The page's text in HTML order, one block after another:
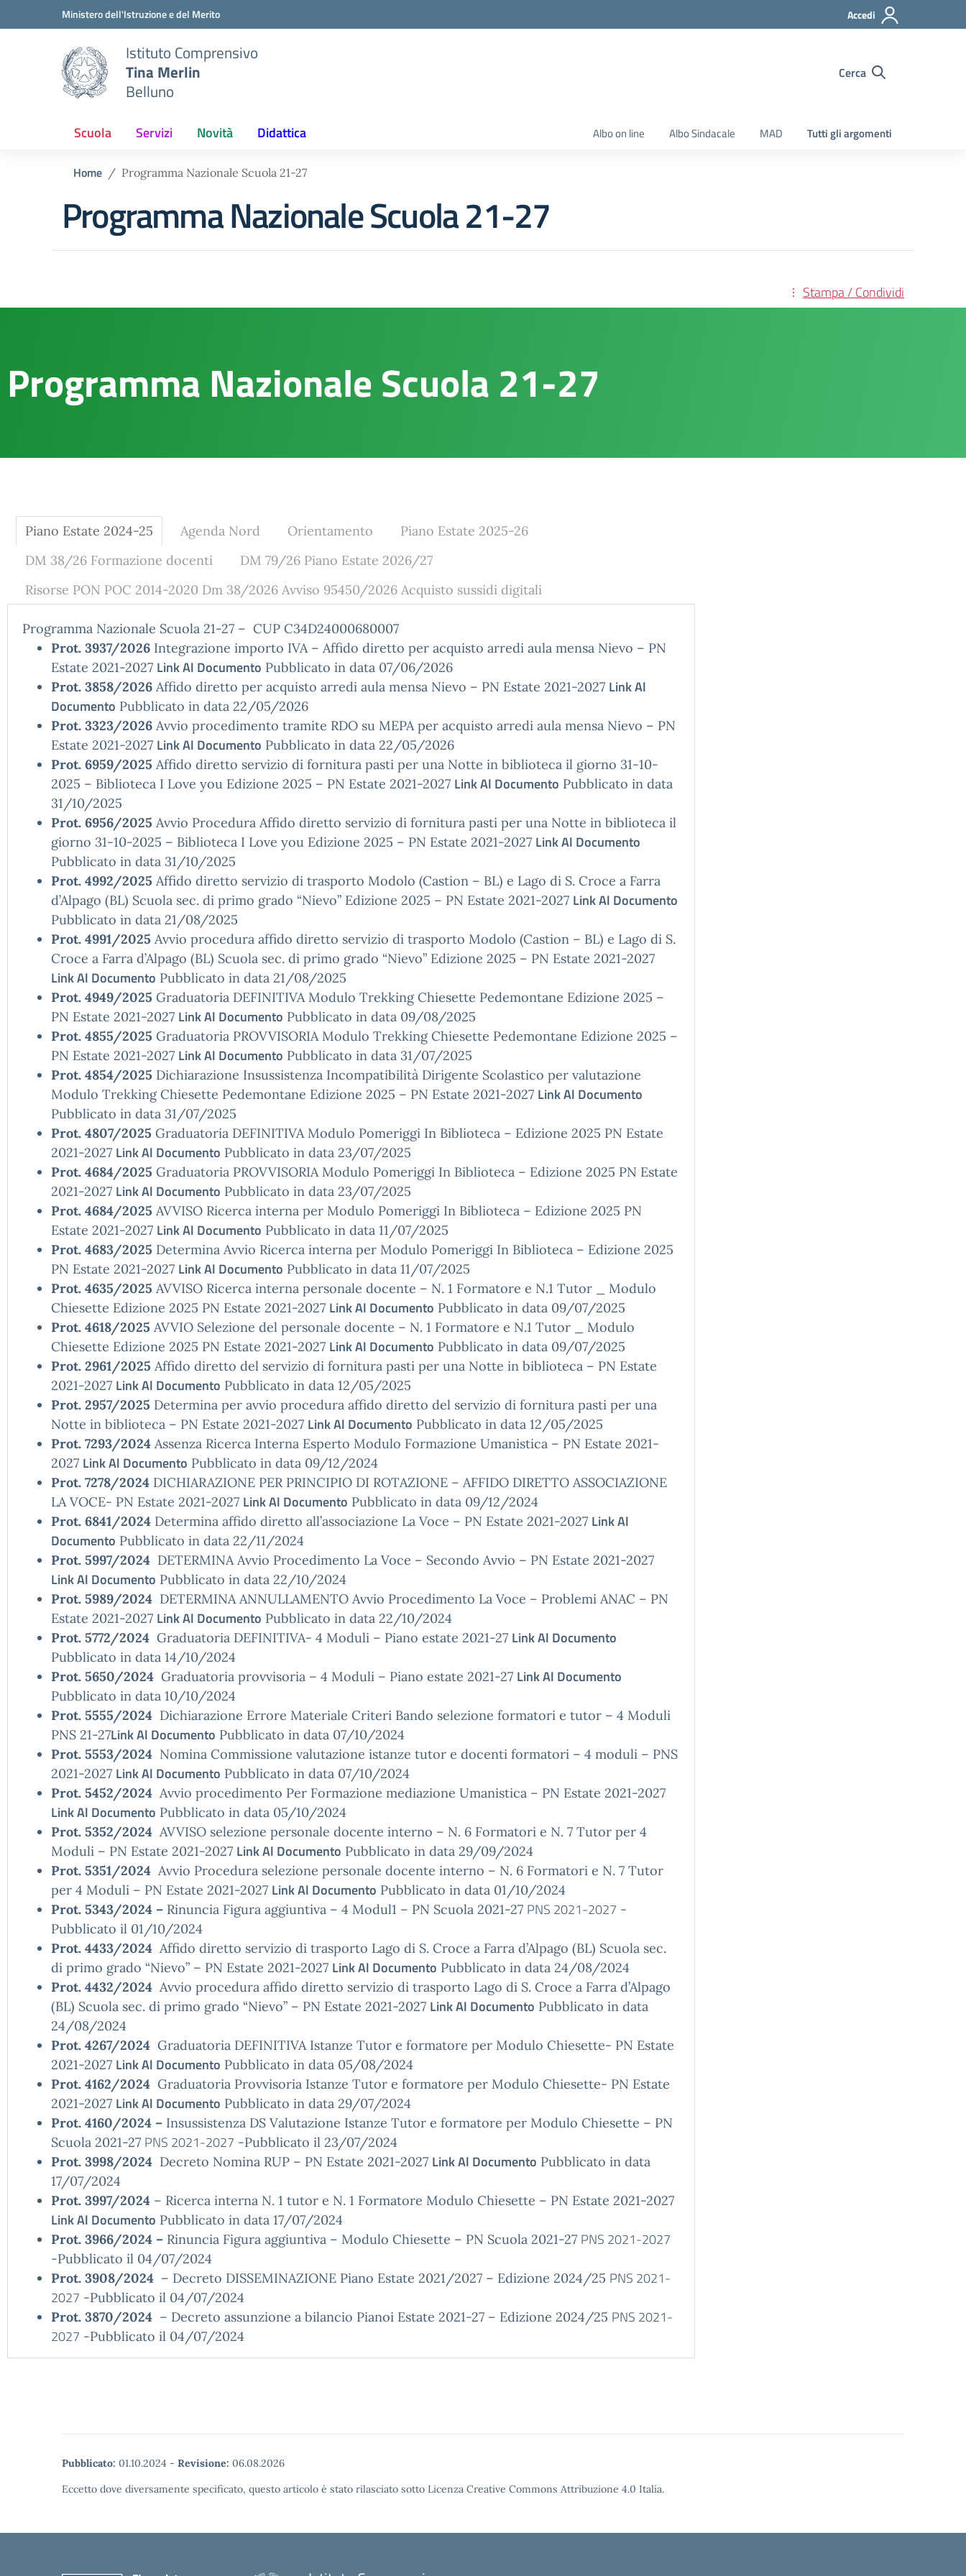
Vai ai contenuti
Vai al menu di navigazioneMinistero dell'Istruzione e del Merito Accedi
Istituto Comprensivo
Tina Merlin
Belluno
Cerca
Scuola Servizi Novità Didattica Albo on line Albo Sindacale MAD Tutti gli argomenti
Home Programma Nazionale Scuola 21-27
Programma Nazionale Scuola 21-27
Stampa / Condividi
Programma Nazionale Scuola 21-27
Piano Estate 2024-25 Agenda Nord Orientamento
Piano Estate 2025-26
DM 38/26 Formazione docenti
DM 79/26 Piano Estate 2026/27
Risorse PON POC 2014-2020 Dm 38/2026 Avviso 95450/2026 Acquisto sussidi digitali
Programma Nazionale Scuola 21-27 – CUP C34D24000680007
Prot. 3937/2026 Integrazione importo IVA – Affido diretto per acquisto arredi aula mensa Nievo – PN
Estate 2021-2027 Link Al Documento Pubblicato in data 07/06/2026
Prot. 3858/2026 Affido diretto per acquisto arredi aula mensa Nievo – PN Estate 2021-2027 Link Al
Documento Pubblicato in data 22/05/2026
Prot. 3323/2026 Avvio procedimento tramite RDO su MEPA per acquisto arredi aula mensa Nievo – PN
Estate 2021-2027 Link Al Documento Pubblicato in data 22/05/2026
Prot. 6959/2025 Affido diretto servizio di fornitura pasti per una Notte in biblioteca il giorno 31-10-
2025 – Biblioteca I Love you Edizione 2025 – PN Estate 2021-2027 Link Al Documento Pubblicato in data
31/10/2025
Prot. 6956/2025 Avvio Procedura Affido diretto servizio di fornitura pasti per una Notte in biblioteca il
giorno 31-10-2025 – Biblioteca I Love you Edizione 2025 – PN Estate 2021-2027 Link Al Documento
Pubblicato in data 31/10/2025
Prot. 4992/2025 Affido diretto servizio di trasporto Modolo (Castion – BL) e Lago di S. Croce a Farra
d’Alpago (BL) Scuola sec. di primo grado “Nievo” Edizione 2025 – PN Estate 2021-2027 Link Al Documento
Pubblicato in data 21/08/2025
Prot. 4991/2025 Avvio procedura affido diretto servizio di trasporto Modolo (Castion – BL) e Lago di S.
Croce a Farra d’Alpago (BL) Scuola sec. di primo grado “Nievo” Edizione 2025 – PN Estate 2021-2027
Link Al Documento Pubblicato in data 21/08/2025
Prot. 4949/2025 Graduatoria DEFINITIVA Modulo Trekking Chiesette Pedemontane Edizione 2025 –
PN Estate 2021-2027 Link Al Documento Pubblicato in data 09/08/2025
Prot. 4855/2025 Graduatoria PROVVISORIA Modulo Trekking Chiesette Pedemontane Edizione 2025 –
PN Estate 2021-2027 Link Al Documento Pubblicato in data 31/07/2025
Prot. 4854/2025 Dichiarazione Insussistenza Incompatibilità Dirigente Scolastico per valutazione
Modulo Trekking Chiesette Pedemontane Edizione 2025 – PN Estate 2021-2027 Link Al Documento
Pubblicato in data 31/07/2025
Prot. 4807/2025 Graduatoria DEFINITIVA Modulo Pomeriggi In Biblioteca – Edizione 2025 PN Estate
2021-2027 Link Al Documento Pubblicato in data 23/07/2025
Prot. 4684/2025 Graduatoria PROVVISORIA Modulo Pomeriggi In Biblioteca – Edizione 2025 PN Estate
2021-2027 Link Al Documento Pubblicato in data 23/07/2025
Prot. 4684/2025 AVVISO Ricerca interna per Modulo Pomeriggi In Biblioteca – Edizione 2025 PN
Estate 2021-2027 Link Al Documento Pubblicato in data 11/07/2025
Prot. 4683/2025 Determina Avvio Ricerca interna per Modulo Pomeriggi In Biblioteca – Edizione 2025
PN Estate 2021-2027 Link Al Documento Pubblicato in data 11/07/2025
Prot. 4635/2025 AVVISO Ricerca interna personale docente – N. 1 Formatore e N.1 Tutor _ Modulo
Chiesette Edizione 2025 PN Estate 2021-2027 Link Al Documento Pubblicato in data 09/07/2025
Prot. 4618/2025 AVVIO Selezione del personale docente – N. 1 Formatore e N.1 Tutor _ Modulo
Chiesette Edizione 2025 PN Estate 2021-2027 Link Al Documento Pubblicato in data 09/07/2025
Prot. 2961/2025 Affido diretto del servizio di fornitura pasti per una Notte in biblioteca – PN Estate
2021-2027 Link Al Documento Pubblicato in data 12/05/2025
Prot. 2957/2025 Determina per avvio procedura affido diretto del servizio di fornitura pasti per una
Notte in biblioteca – PN Estate 2021-2027 Link Al Documento Pubblicato in data 12/05/2025
Prot. 7293/2024 Assenza Ricerca Interna Esperto Modulo Formazione Umanistica – PN Estate 2021-
2027 Link Al Documento Pubblicato in data 09/12/2024
Prot. 7278/2024 DICHIARAZIONE PER PRINCIPIO DI ROTAZIONE – AFFIDO DIRETTO ASSOCIAZIONE
LA VOCE- PN Estate 2021-2027 Link Al Documento Pubblicato in data 09/12/2024
Prot. 6841/2024 Determina affido diretto all’associazione La Voce – PN Estate 2021-2027 Link Al
Documento Pubblicato in data 22/11/2024
Prot. 5997/2024 DETERMINA Avvio Procedimento La Voce – Secondo Avvio – PN Estate 2021-2027
Link Al Documento Pubblicato in data 22/10/2024
Prot. 5989/2024 DETERMINA ANNULLAMENTO Avvio Procedimento La Voce – Problemi ANAC – PN
Estate 2021-2027 Link Al Documento Pubblicato in data 22/10/2024
Prot. 5772/2024 Graduatoria DEFINITIVA- 4 Moduli – Piano estate 2021-27 Link Al Documento
Pubblicato in data 14/10/2024
Prot. 5650/2024 Graduatoria provvisoria – 4 Moduli – Piano estate 2021-27 Link Al Documento
Pubblicato in data 10/10/2024
Prot. 5555/2024 Dichiarazione Errore Materiale Criteri Bando selezione formatori e tutor – 4 Moduli
PNS 21-27Link Al Documento Pubblicato in data 07/10/2024
Prot. 5553/2024 Nomina Commissione valutazione istanze tutor e docenti formatori – 4 moduli – PNS
2021-2027 Link Al Documento Pubblicato in data 07/10/2024
Prot. 5452/2024 Avvio procedimento Per Formazione mediazione Umanistica – PN Estate 2021-2027
Link Al Documento Pubblicato in data 05/10/2024
Prot. 5352/2024 AVVISO selezione personale docente interno – N. 6 Formatori e N. 7 Tutor per 4
Moduli – PN Estate 2021-2027 Link Al Documento Pubblicato in data 29/09/2024
Prot. 5351/2024 Avvio Procedura selezione personale docente interno – N. 6 Formatori e N. 7 Tutor
per 4 Moduli – PN Estate 2021-2027 Link Al Documento Pubblicato in data 01/10/2024
Prot. 5343/2024 – Rinuncia Figura aggiuntiva – 4 Modul1 – PN Scuola 2021-27 PNS 2021-2027 -
Pubblicato il 01/10/2024
Prot. 4433/2024 Affido diretto servizio di trasporto Lago di S. Croce a Farra d’Alpago (BL) Scuola sec.
di primo grado “Nievo” – PN Estate 2021-2027 Link Al Documento Pubblicato in data 24/08/2024
Prot. 4432/2024 Avvio procedura affido diretto servizio di trasporto Lago di S. Croce a Farra d’Alpago
(BL) Scuola sec. di primo grado “Nievo” – PN Estate 2021-2027 Link Al Documento Pubblicato in data
24/08/2024
Prot. 4267/2024 Graduatoria DEFINITIVA Istanze Tutor e formatore per Modulo Chiesette- PN Estate
2021-2027 Link Al Documento Pubblicato in data 05/08/2024
Prot. 4162/2024 Graduatoria Provvisoria Istanze Tutor e formatore per Modulo Chiesette- PN Estate
2021-2027 Link Al Documento Pubblicato in data 29/07/2024
Prot. 4160/2024 – Insussistenza DS Valutazione Istanze Tutor e formatore per Modulo Chiesette – PN
Scuola 2021-27 PNS 2021-2027 -Pubblicato il 23/07/2024
Prot. 3998/2024 Decreto Nomina RUP – PN Estate 2021-2027 Link Al Documento Pubblicato in data
17/07/2024
Prot. 3997/2024 – Ricerca interna N. 1 tutor e N. 1 Formatore Modulo Chiesette – PN Estate 2021-2027
Link Al Documento Pubblicato in data 17/07/2024
Prot. 3966/2024 – Rinuncia Figura aggiuntiva – Modulo Chiesette – PN Scuola 2021-27 PNS 2021-2027
-Pubblicato il 04/07/2024
Prot. 3908/2024 – Decreto DISSEMINAZIONE Piano Estate 2021/2027 – Edizione 2024/25 PNS 2021-
2027 -Pubblicato il 04/07/2024
Prot. 3870/2024 – Decreto assunzione a bilancio Pianoi Estate 2021-27 – Edizione 2024/25 PNS 2021-
2027 -Pubblicato il 04/07/2024
Pubblicato: 01.10.2024 - Revisione: 06.08.2026
Eccetto dove diversamente specificato, questo articolo è stato rilasciato sotto Licenza Creative Commons Attribuzione 4.0 Italia.